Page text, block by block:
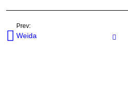
Prev:
Weida